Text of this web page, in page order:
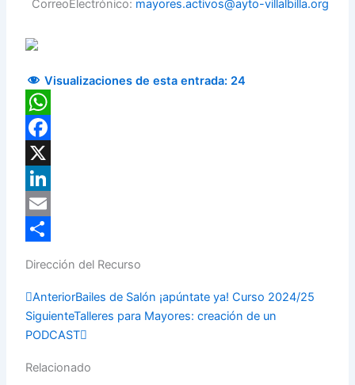
CorreoElectrónico: mayores.activos@ayto-villalbilla.org
Visualizaciones de esta entrada: 24
WhatsApp
Facebook
X
LinkedIn
Email
Dirección del Recurso
Prev
AnteriorBailes de Salón ¡apúntate ya! Curso 2024/25
SiguienteTalleres para Mayores: creación de un
PODCAST
Next
Relacionado